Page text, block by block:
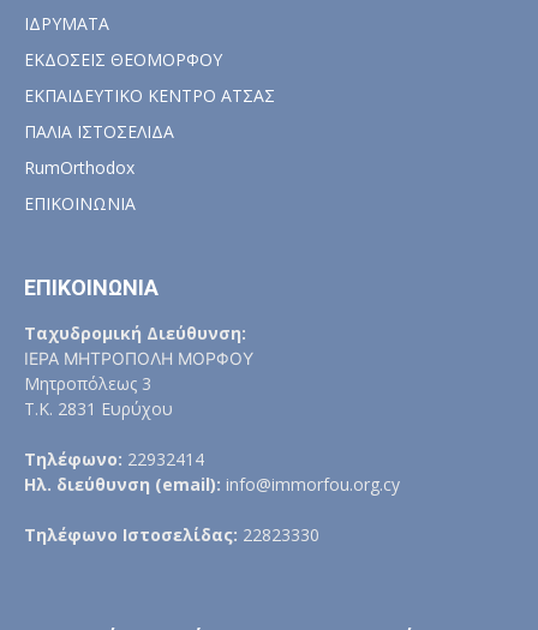
ΙΔΡΥΜΑΤΑ
ΕΚΔΟΣΕΙΣ ΘΕΟΜΟΡΦΟΥ
ΕΚΠΑΙΔΕΥΤΙΚΟ ΚΕΝΤΡΟ ΑΤΣΑΣ
ΠΑΛΙΑ ΙΣΤΟΣΕΛΙΔΑ
RumOrthodox
ΕΠΙΚΟΙΝΩΝΙΑ
ΕΠΙΚΟΙΝΩΝΙΑ
Ταχυδρομική Διεύθυνση:
ΙΕΡΑ ΜΗΤΡΟΠΟΛΗ ΜΟΡΦΟΥ
Μητροπόλεως 3
Τ.Κ. 2831 Ευρύχου
Τηλέφωνο: 22932414
Ηλ. διεύθυνση (email): info@immorfou.org.cy
Τηλέφωνο Ιστοσελίδας: 22823330